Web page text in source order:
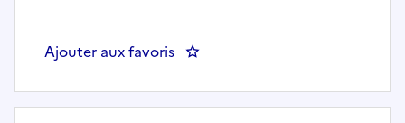
Ajouter aux favoris : Animateur en accueil collectif